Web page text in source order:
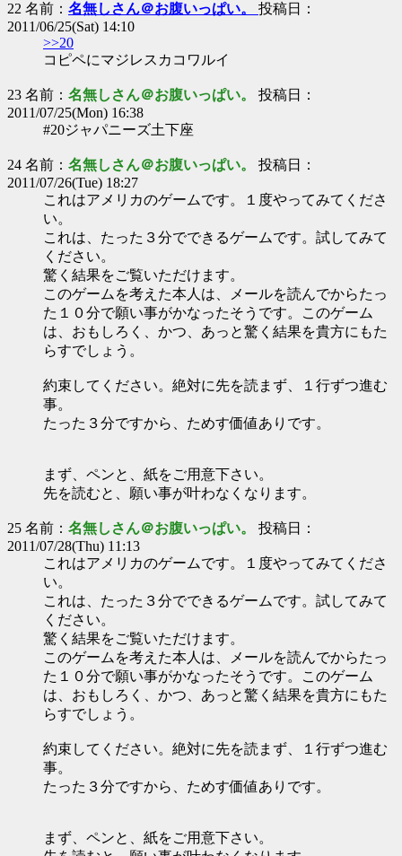
22 名前： 名無しさん＠お腹いっぱい。 投稿日：
2011/06/25(Sat) 14:10
>>20
コピペにマジレスカコワルイ
23 名前： 名無しさん＠お腹いっぱい。 投稿日：
2011/07/25(Mon) 16:38
#20ジャパニーズ土下座
24 名前： 名無しさん＠お腹いっぱい。 投稿日：
2011/07/26(Tue) 18:27
これはアメリカのゲームです。１度やってみてくださ
い。
これは、たった３分でできるゲームです。試してみて
ください。
驚く結果をご覧いただけます。
このゲームを考えた本人は、メールを読んでからたっ
た１０分で願い事がかなったそうです。このゲーム
は、おもしろく、かつ、あっと驚く結果を貴方にもた
らすでしょう。
約束してください。絶対に先を読まず、１行ずつ進む
事。
たった３分ですから、ためす価値ありです。
まず、ペンと、紙をご用意下さい。
先を読むと、願い事が叶わなくなります。
25 名前： 名無しさん＠お腹いっぱい。 投稿日：
2011/07/28(Thu) 11:13
これはアメリカのゲームです。１度やってみてくださ
い。
これは、たった３分でできるゲームです。試してみて
ください。
驚く結果をご覧いただけます。
このゲームを考えた本人は、メールを読んでからたっ
た１０分で願い事がかなったそうです。このゲーム
は、おもしろく、かつ、あっと驚く結果を貴方にもた
らすでしょう。
約束してください。絶対に先を読まず、１行ずつ進む
事。
たった３分ですから、ためす価値ありです。
まず、ペンと、紙をご用意下さい。